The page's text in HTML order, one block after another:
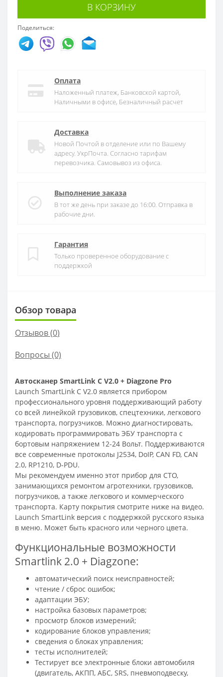
В КОРЗИНУ
Поделиться:
Оплата
Наложенный платеж, Банковской картой,
Наличными в офисе, Безналичный расчет
Доставка
Новой Почтой в отделение или по Вашему
адресу. УкрПочта. Согласно тарифам
перевозчика. Самовывоз из офиса.
Выполнение заказа
В тот же день при заказе до 16:00. Отправка в
рабочие дни.
Гарантия
Только проверенное оборудование с
поддержкой
Обзор товара
Отзывов (0)
Вопросы (0)
Автосканер SmartLink C V2.0 + Diagzone Pro
Launch SmartLink C V2.0 является прибором
профессионального уровня поддерживающий работу
со всей линейкой грузовиков, спецтехники, легкового
транспорта, погрузчиков. Можно диагностировать,
кодировать программировать ЭБУ транспорта с
бортовым напряжением 12-24 Вольт. Поддерживаются
все современные протоколы J2534, DoIP, CAN FD, CAN
2.0, RP1210, D-PDU.
Мы рекомендуем именно этот прибор для СТО,
занимающихся ремонтом агротехники, грузовиков,
погрузчиков, а также легкового и коммерческого
транспорта. Карту покрытия смотрите ниже на видео.
Launch SmartLink версия с поддержкой русского языка
в меню. Может быть красного или черного цвета.
Функциональные возможности
Smartlink 2.0 + Diagzone:
автоматический поиск неисправностей;
чтение / сброс ошибок;
адаптации ЭБУ;
настройка базовых параметров;
просмотр блоков измерений;
кодирование блоков управления;
сведения о блоках управления;
тесты исполнителей;
Тестирует все электронные блоки автомобиля
(двигатель, АКПП, АБС, SRS, пневмоподвеску,